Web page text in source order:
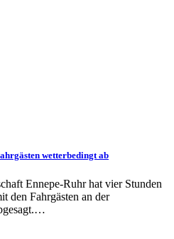
wetterbedingt ab
Ennepe-Ruhr hat vier Stunden
den Fahrgästen an der